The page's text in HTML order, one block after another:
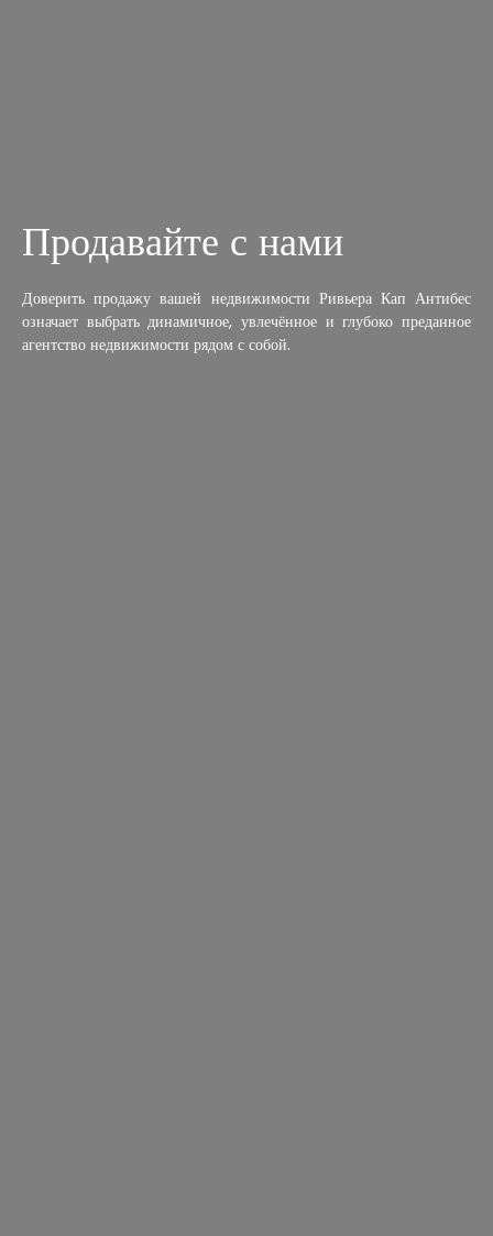
Продавайте с нами
Доверить продажу вашей недвижимости Ривьера Кап Антибес
означает выбрать динамичное, увлечённое и глубоко преданное
агентство недвижимости рядом с собой.